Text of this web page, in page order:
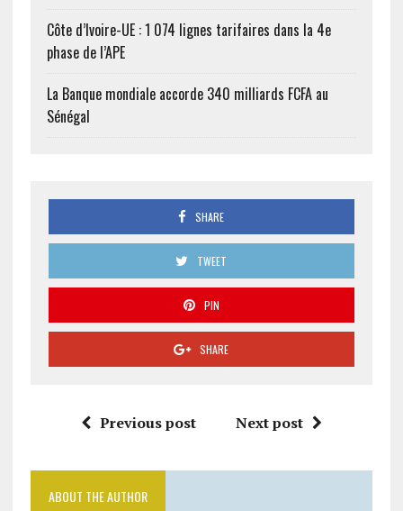
Côte d’Ivoire-UE : 1 074 lignes tarifaires dans la 4e
phase de l’APE
La Banque mondiale accorde 340 milliards FCFA au
Sénégal
SHARE
TWEET
PIN
SHARE
Previous post Next post
ABOUT THE AUTHOR